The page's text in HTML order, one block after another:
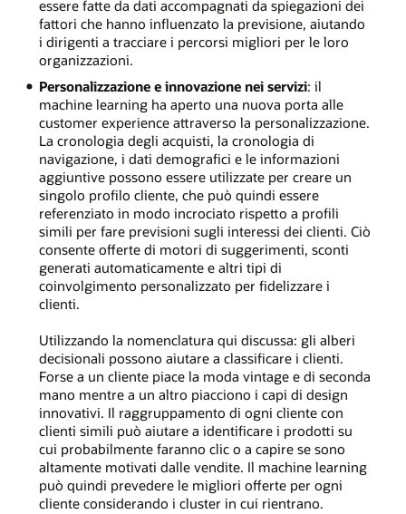
essere fatte da dati accompagnati da spiegazioni dei
fattori che hanno influenzato la previsione, aiutando
i dirigenti a tracciare i percorsi migliori per le loro
organizzazioni.
Personalizzazione e innovazione nei servizi: il
machine learning ha aperto una nuova porta alle
customer experience attraverso la personalizzazione.
La cronologia degli acquisti, la cronologia di
navigazione, i dati demografici e le informazioni
aggiuntive possono essere utilizzate per creare un
singolo profilo cliente, che può quindi essere
referenziato in modo incrociato rispetto a profili
simili per fare previsioni sugli interessi dei clienti. Ciò
consente offerte di motori di suggerimenti, sconti
generati automaticamente e altri tipi di
coinvolgimento personalizzato per fidelizzare i
clienti.
Utilizzando la nomenclatura qui discussa: gli alberi
decisionali possono aiutare a classificare i clienti.
Forse a un cliente piace la moda vintage e di seconda
mano mentre a un altro piacciono i capi di design
innovativi. Il raggruppamento di ogni cliente con
clienti simili può aiutare a identificare i prodotti su
cui probabilmente faranno clic o a capire se sono
altamente motivati dalle vendite. Il machine learning
può quindi prevedere le migliori offerte per ogni
cliente considerando i cluster in cui rientrano.